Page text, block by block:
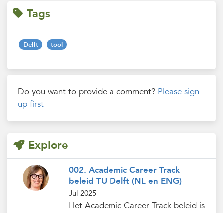
Tags
Delft tool
Do you want to provide a comment? Please sign
up first
Explore
002. Academic Career Track
beleid TU Delft (NL en ENG)
Jul 2025
Het Academic Career Track beleid is